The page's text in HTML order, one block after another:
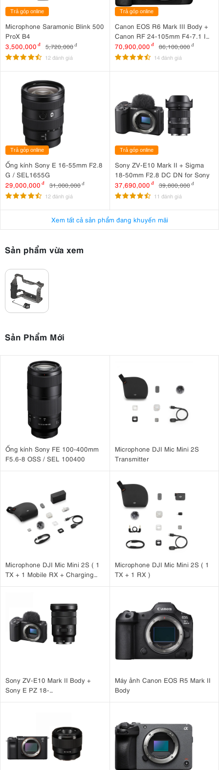
Trả góp online
Microphone Saramonic Blink 500
ProX B4
3,500,000 đ 5,720,000đ
12 đánh giá
Trả góp online
Canon EOS R6 Mark III Body +
Canon RF 24-105mm F4-7.1 IS
STM
70,900,000 đ 86,100,000 đ
14 đánh giá
Trả góp online
Ống kính Sony E 16-55mm F2.8
G / SEL1655G
29,000,000 đ 31,000,000đ
12 đánh giá
Trả góp online
Sony ZV-E10 Mark II + Sigma
18-50mm F2.8 DC DN for Sony
37,690,000 đ 39,800,000 đ
11 đánh giá
Xem tất cả sản phẩm đang khuyến mãi
Sản phẩm vừa xem
Sản Phẩm Mới
Ống kính Sony FE 100-400mm
F5.6-8 OSS / SEL 100400
Microphone DJI Mic Mini 2S
Transmitter
Microphone DJI Mic Mini 2S ( 1
TX + 1 Mobile RX + Charging
Microphone DJI Mic Mini 2S ( 1
TX + 1 RX )
Sony ZV-E10 Mark II Body +
Sony E PZ 18-
Máy ảnh Canon EOS R5 Mark II
Body